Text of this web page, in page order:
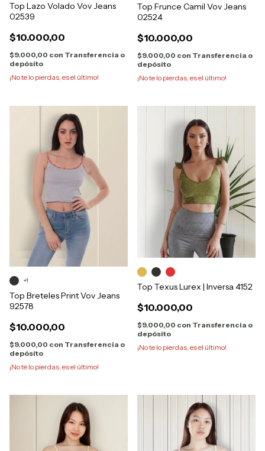
Top Lazo Volado Vov Jeans
02539
$10.000,00
$9.000,00 con Transferencia o
depósito
¡No te lo pierdas, es el último!
Top Frunce Camil Vov Jeans
02524
$10.000,00
$9.000,00 con Transferencia o
depósito
¡No te lo pierdas, es el último!
Top Breteles Print Vov Jeans
92578
$10.000,00
$9.000,00 con Transferencia o
depósito
¡No te lo pierdas, es el último!
+1
Top Texus Lurex | Inversa 4152
$10.000,00
$9.000,00 con Transferencia o
depósito
¡No te lo pierdas, es el último!